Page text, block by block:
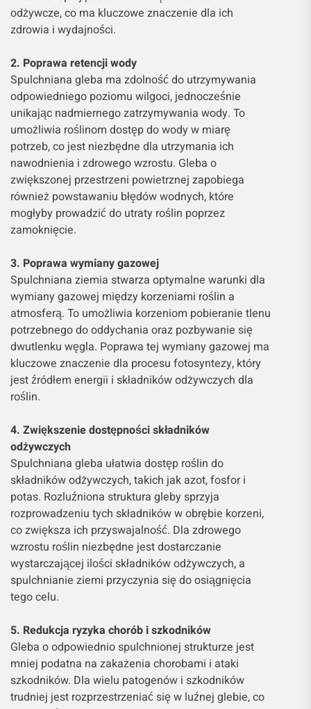
odżywcze, co ma kluczowe znaczenie dla ich
zdrowia i wydajności.
2. Poprawa retencji wody
Spulchniana gleba ma zdolność do utrzymywania
odpowiedniego poziomu wilgoci, jednocześnie
unikając nadmiernego zatrzymywania wody. To
umożliwia roślinom dostęp do wody w miarę
potrzeb, co jest niezbędne dla utrzymania ich
nawodnienia i zdrowego wzrostu. Gleba o
zwiększonej przestrzeni powietrznej zapobiega
również powstawaniu błędów wodnych, które
mogłyby prowadzić do utraty roślin poprzez
zamoknięcie.
3. Poprawa wymiany gazowej
Spulchniana ziemia stwarza optymalne warunki dla
wymiany gazowej między korzeniami roślin a
atmosferą. To umożliwia korzeniom pobieranie tlenu
potrzebnego do oddychania oraz pozbywanie się
dwutlenku węgla. Poprawa tej wymiany gazowej ma
kluczowe znaczenie dla procesu fotosyntezy, który
jest źródłem energii i składników odżywczych dla
roślin.
4. Zwiększenie dostępności składników
odżywczych
Spulchniana gleba ułatwia dostęp roślin do
składników odżywczych, takich jak azot, fosfor i
potas. Rozluźniona struktura gleby sprzyja
rozprowadzeniu tych składników w obrębie korzeni,
co zwiększa ich przyswajalność. Dla zdrowego
wzrostu roślin niezbędne jest dostarczanie
wystarczającej ilości składników odżywczych, a
spulchnianie ziemi przyczynia się do osiągnięcia
tego celu.
5. Redukcja ryzyka chorób i szkodników
Gleba o odpowiednio spulchnionej strukturze jest
mniej podatna na zakażenia chorobami i ataki
szkodników. Dla wielu patogenów i szkodników
trudniej jest rozprzestrzeniać się w luźnej glebie, co